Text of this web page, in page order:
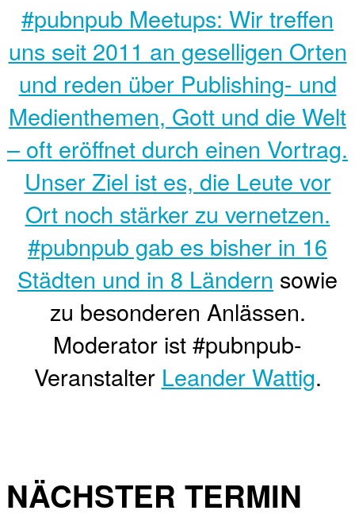
#pubnpub Meetups: Wir treffen
uns seit 2011 an geselligen Orten
und reden über Publishing- und
Medienthemen, Gott und die Welt
– oft eröffnet durch einen Vortrag.
Unser Ziel ist es, die Leute vor
Ort noch stärker zu vernetzen.
#pubnpub gab es bisher in 16
Städten und in 8 Ländern sowie
zu besonderen Anlässen.
Moderator ist #pubnpub-
Veranstalter Leander Wattig.
NÄCHSTER TERMIN